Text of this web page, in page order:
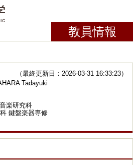
教員情報
（最終更新日：2026-03-31 16:33:23）
Tadayuki
楽研究科
鍵盤楽器専修